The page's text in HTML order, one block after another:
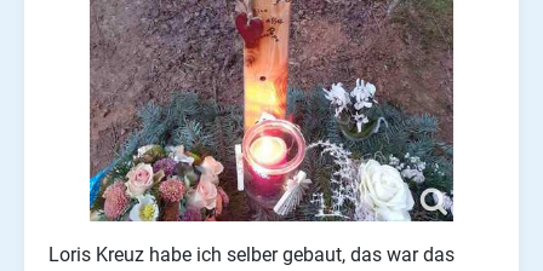
Loris Kreuz habe ich selber gebaut, das war das